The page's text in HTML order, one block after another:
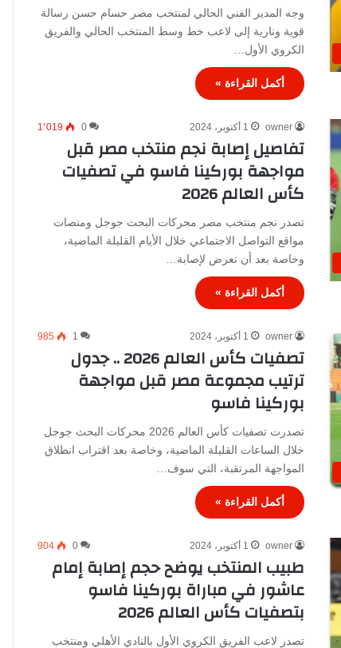
وجه المدير الفني الحالي لمنتخب مصر حسام حسن رسالة
قوية ونارية إلى لاعب خط وسط المنتخب الحالي والفريق
الكروي الأول…
أكمل القراءة »
owner 1 أكتوبر، 2024 0 1٬019
تفاصيل إصابة نجم منتخب مصر قبل
مواجهة بوركينا فاسو في تصفيات
كأس العالم 2026
تصدر نجم منتخب مصر محركات البحث جوجل ومنصات
مواقع التواصل الاجتماعي خلال الأيام القليلة الماضية،
وخاصة بعد أن تعرض لإصابة…
أكمل القراءة »
owner 1 أكتوبر، 2024 1
985
تصفيات كأس العالم 2026 .. جدول
ترتيب مجموعة مصر قبل مواجهة
بوركينا فاسو
تصدرت تصفيات كأس العالم 2026 محركات البحث جوجل
خلال الساعات القليلة الماضية، وخاصة بعد اقتراب انطلاق
المواجهة المرتقبة، التي سوف…
أكمل القراءة »
owner 1 أكتوبر، 2024 0
904
طبيب المنتخب يوضح حجم إصابة إمام
عاشور في مباراة بوركينا فاسو
بتصفيات كأس العالم 2026
تصدر لاعب الفريق الكروي الأول بالنادي الأهلي ومنتخب